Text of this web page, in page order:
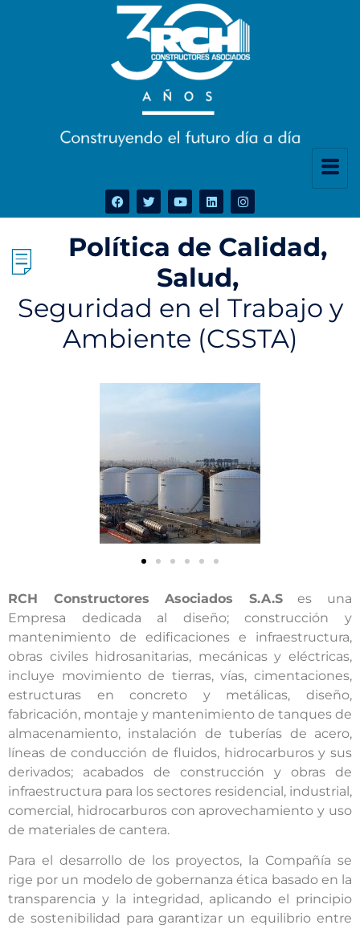
Política de Calidad,
Salud,
Seguridad en el Trabajo y
Ambiente (CSSTA)
RCH Constructores Asociados S.A.Ses una
Empresa dedicada al diseño; construcción y
mantenimiento de edificaciones e infraestructura,
obras civiles hidrosanitarias, mecánicas y eléctricas,
incluye movimiento de tierras, vías, cimentaciones,
estructuras en concreto y metálicas, diseño,
fabricación, montaje y mantenimiento de tanques de
almacenamiento, instalación de tuberías de acero,
líneas de conducción de fluidos, hidrocarburos y sus
derivados; acabados de construcción y obras de
infraestructura para los sectores residencial, industrial,
comercial, hidrocarburos con aprovechamiento y uso
de materiales de cantera.
Para el desarrollo de los proyectos, la Compañía se
rige por un modelo de gobernanza ética basado en la
transparencia y la integridad, aplicando el principio
de sostenibilidad para garantizar un equilibrio entre